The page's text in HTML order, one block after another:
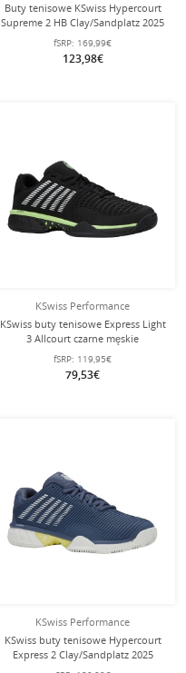
Buty tenisowe KSwiss Hypercourt
Supreme 2 HB Clay/Sandplatz 2025
czarne damskie
fSRP: 169,99€
123,98€
KSwiss Performance
KSwiss buty tenisowe Express Light
3 Allcourt czarne męskie
fSRP: 119,95€
79,53€
KSwiss Performance
KSwiss buty tenisowe Hypercourt
Express 2 Clay/Sandplatz 2025
indygo/białe męskie